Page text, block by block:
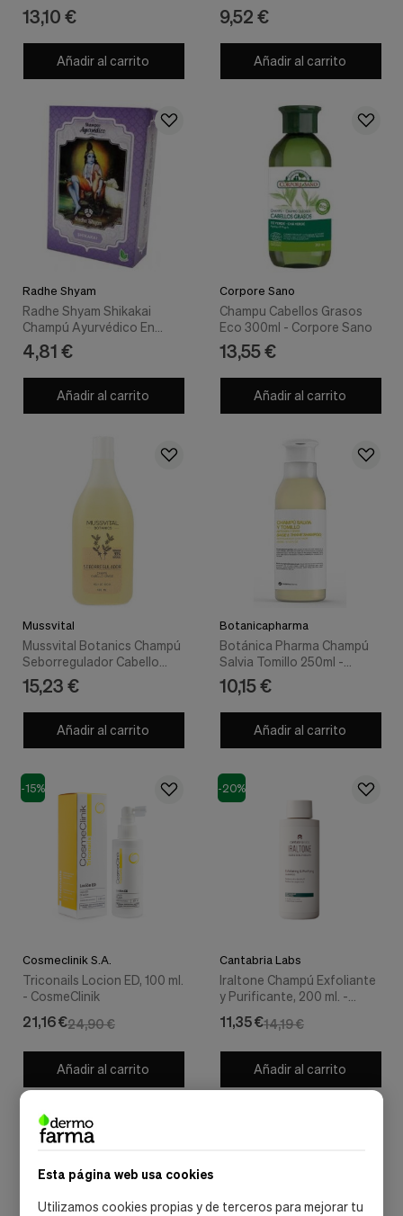
Esta página web usa cookies
Utilizamos cookies propias y de terceros para mejorar tu
250ml - Argital
13,10 €
Añadir al carrito
400Ml
9,52 €
Añadir al carrito
Radhe Shyam
Radhe Shyam Shikakai
Champú Ayurvédico En
Polvo 100G
4,81 €
Añadir al carrito
Corpore Sano
Champu Cabellos Grasos
Eco 300ml - Corpore Sano
13,55 €
Añadir al carrito
Mussvital
Mussvital Botanics Champú
Seborregulador Cabello
Graso 400Ml
15,23 €
Añadir al carrito
Botanicapharma
Botánica Pharma Champú
Salvia Tomillo 250ml -
Botanicapharma
10,15 €
Añadir al carrito
-15%
Cosmeclinik S.A.
Triconails Locion ED, 100 ml.
- CosmeClinik
24,90 €
21,16 €
Añadir al carrito
-20%
Cantabria Labs
Iraltone Champú Exfoliante
y Purificante, 200 ml. -
14,19 €
11,35 €
Añadir al carrito